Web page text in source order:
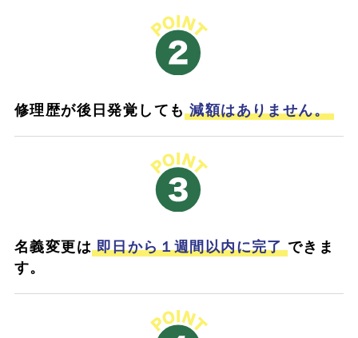
修理歴が後日発覚しても 減額はありません。
名義変更は 即日から１週間以内に完了 できま
す。